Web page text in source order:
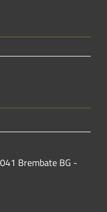
Brembate BG -